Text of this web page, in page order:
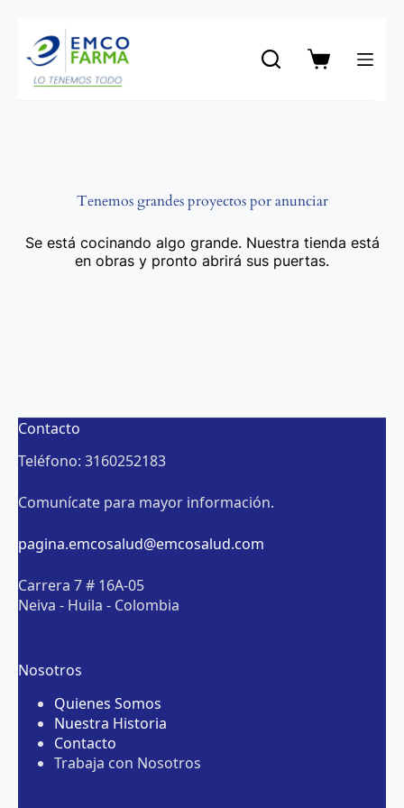
contenido
Carro
Tenemos grandes proyectos por anunciar
Se está cocinando algo grande. Nuestra tienda está
en obras y pronto abrirá sus puertas.
Contacto
Teléfono: 3160252183
Comunícate para mayor información.
pagina.emcosalud@emcosalud.com
Carrera 7 # 16A-05
Neiva - Huila - Colombia
Nosotros
Quienes Somos
Nuestra Historia
Contacto
Trabaja con Nosotros